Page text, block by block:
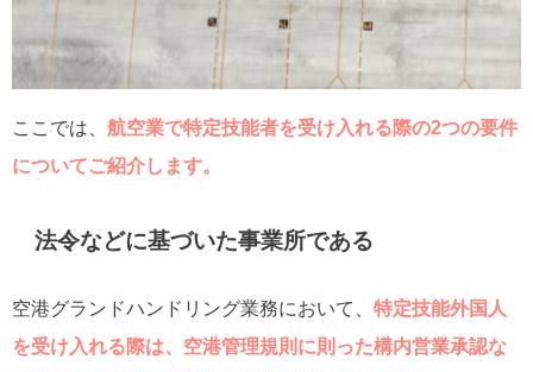
ここでは、 航空業で特定技能者を受け入れる際の2つの要件
についてご紹介します。
法令などに基づいた事業所である
空港グランドハンドリング業務において、 特定技能外国人
を受け入れる際は、空港管理規則に則った構内営業承認な